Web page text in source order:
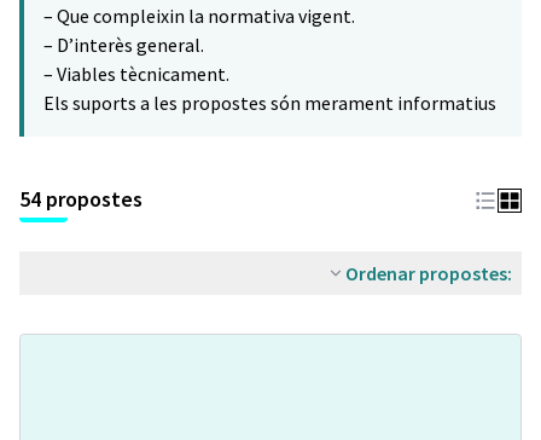
– Que compleixin la normativa vigent.
– D’interès general.
– Viables tècnicament.
Els suports a les propostes són merament informatius
54 propostes
Ordenar propostes: